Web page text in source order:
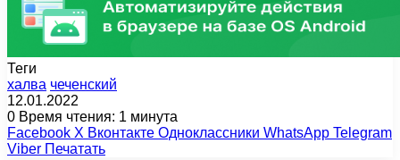
Теги
халва чеченский
12.01.2022
0 Время чтения: 1 минута
Facebook X Вконтакте Одноклассники WhatsApp Telegram
Viber Печатать